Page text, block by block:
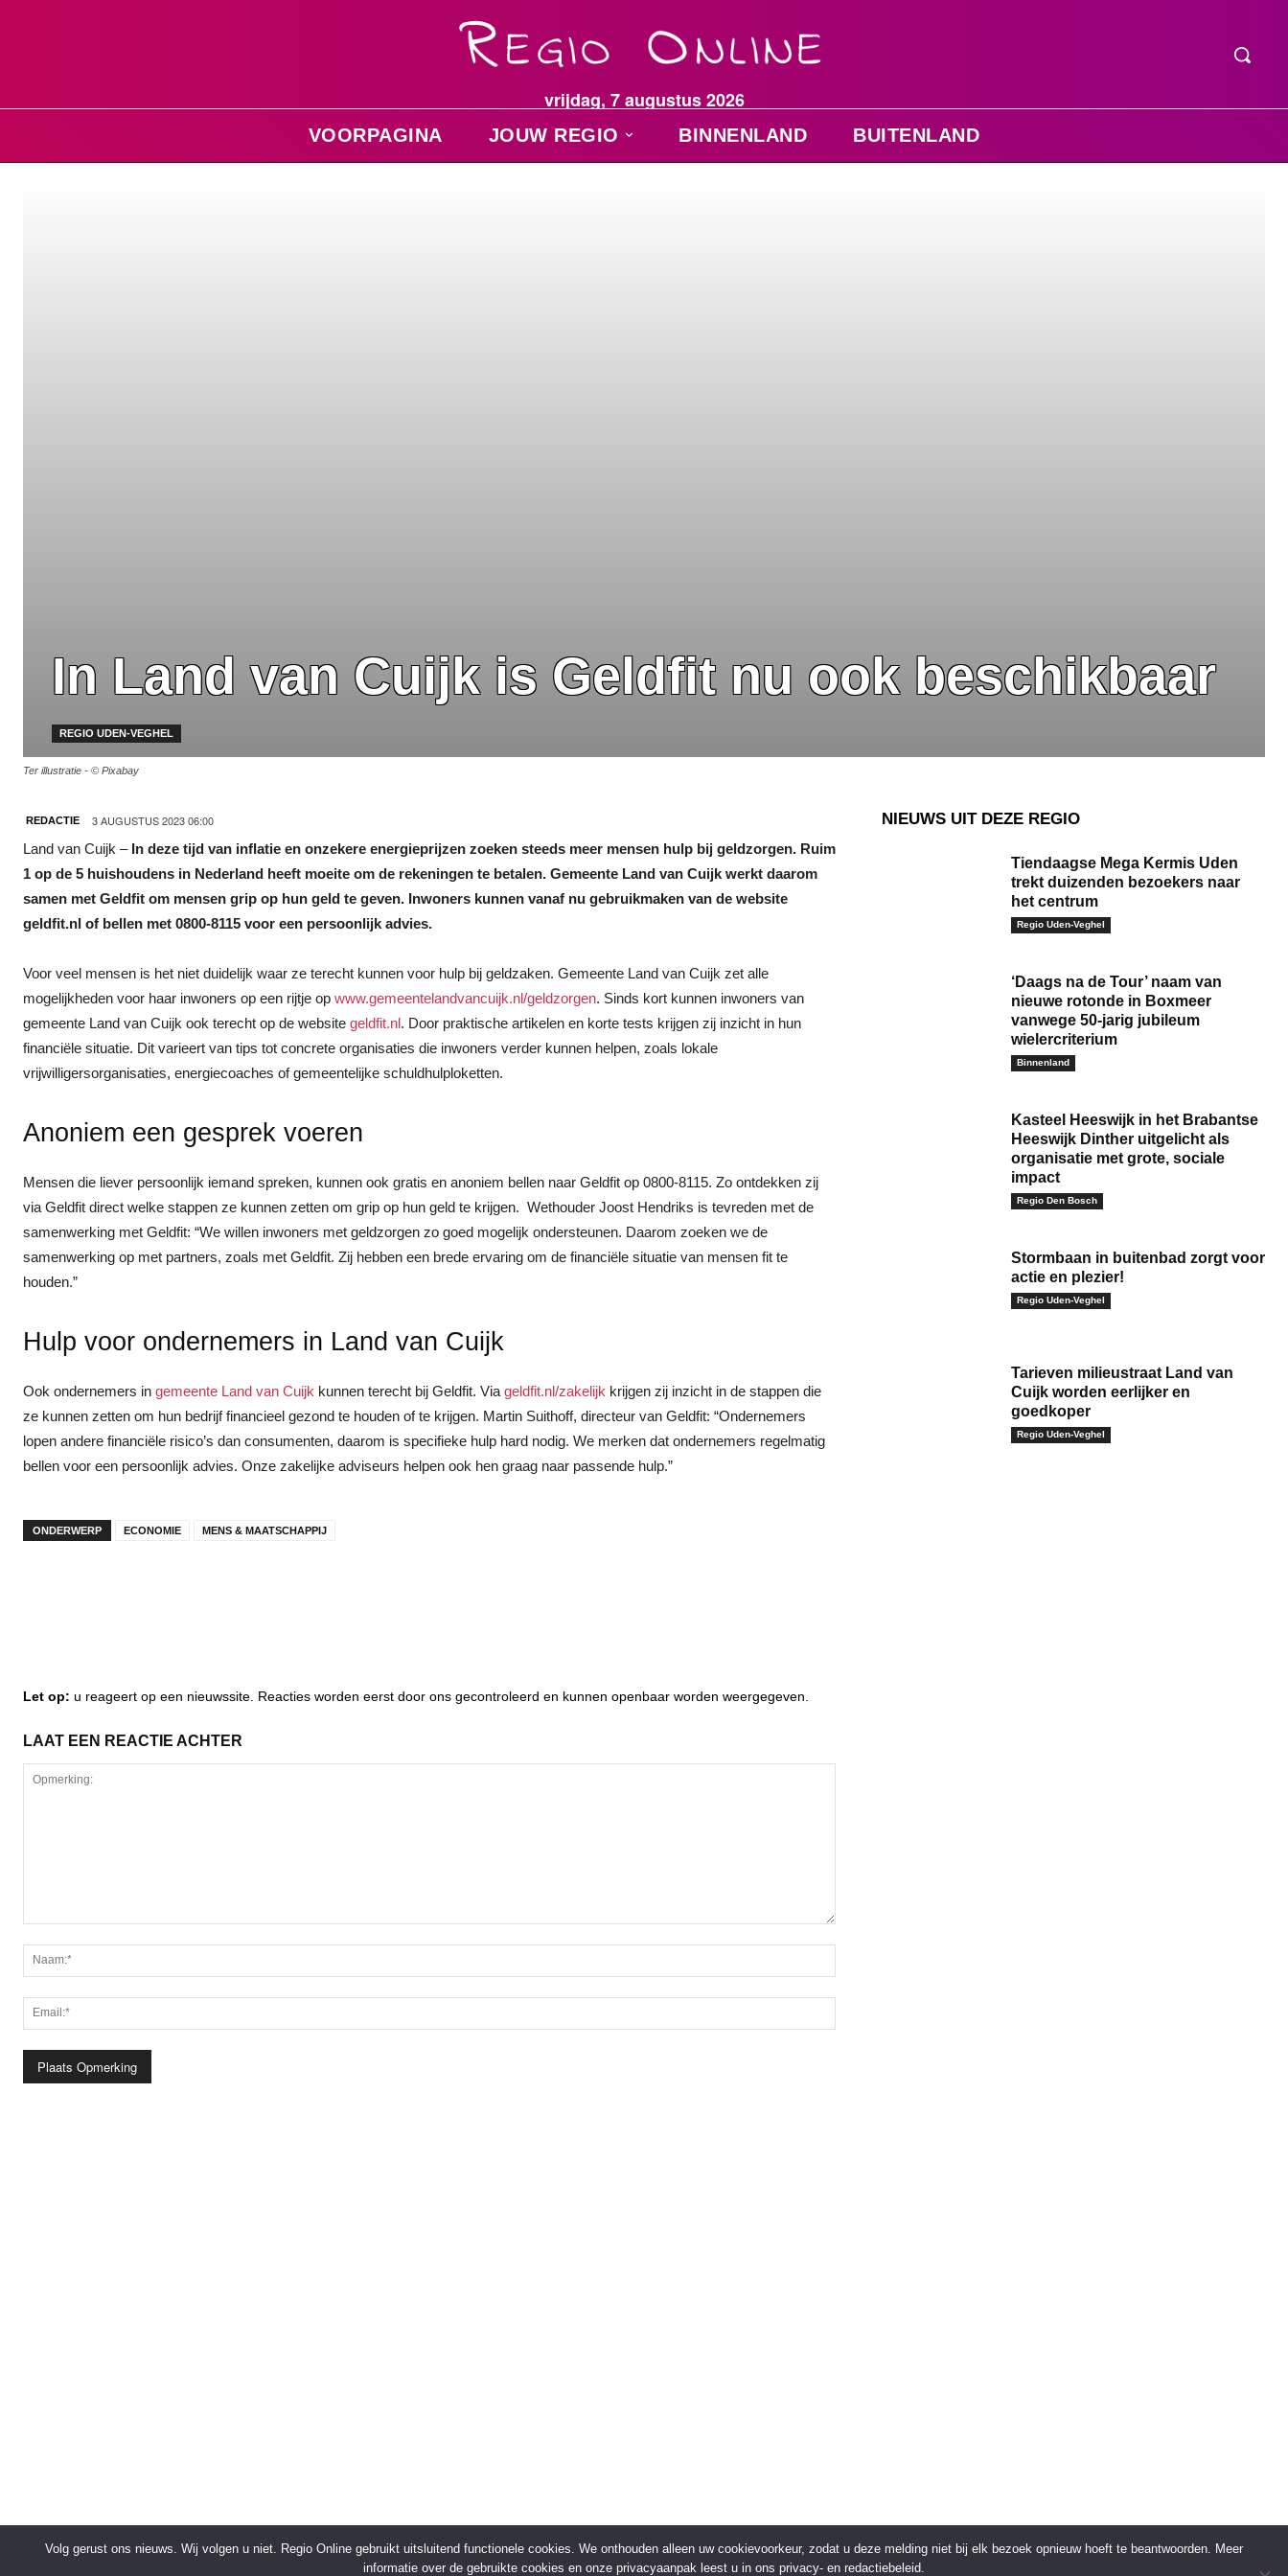
vrijdag, 7 augustus 2026
VOORPAGINA JOUW REGIO BINNENLAND BUITENLAND
In Land van Cuijk is Geldfit nu ook beschikbaar
REGIO UDEN-VEGHEL
Ter illustratie - © Pixabay
REDACTIE 3 AUGUSTUS 2023 06:00
Land van Cuijk – In deze tijd van inflatie en onzekere energieprijzen zoeken steeds meer mensen hulp bij geldzorgen. Ruim
1 op de 5 huishoudens in Nederland heeft moeite om de rekeningen te betalen. Gemeente Land van Cuijk werkt daarom
samen met Geldfit om mensen grip op hun geld te geven. Inwoners kunnen vanaf nu gebruikmaken van de website
geldfit.nl of bellen met 0800-8115 voor een persoonlijk advies.
Voor veel mensen is het niet duidelijk waar ze terecht kunnen voor hulp bij geldzaken. Gemeente Land van Cuijk zet alle
mogelijkheden voor haar inwoners op een rijtje op www.gemeentelandvancuijk.nl/geldzorgen. Sinds kort kunnen inwoners van
gemeente Land van Cuijk ook terecht op de website geldfit.nl. Door praktische artikelen en korte tests krijgen zij inzicht in hun
financiële situatie. Dit varieert van tips tot concrete organisaties die inwoners verder kunnen helpen, zoals lokale
vrijwilligersorganisaties, energiecoaches of gemeentelijke schuldhulploketten.
Anoniem een gesprek voeren
Mensen die liever persoonlijk iemand spreken, kunnen ook gratis en anoniem bellen naar Geldfit op 0800-8115. Zo ontdekken zij
via Geldfit direct welke stappen ze kunnen zetten om grip op hun geld te krijgen. Wethouder Joost Hendriks is tevreden met de
samenwerking met Geldfit: “We willen inwoners met geldzorgen zo goed mogelijk ondersteunen. Daarom zoeken we de
samenwerking op met partners, zoals met Geldfit. Zij hebben een brede ervaring om de financiële situatie van mensen fit te
houden.”
Hulp voor ondernemers in Land van Cuijk
Ook ondernemers in gemeente Land van Cuijk kunnen terecht bij Geldfit. Via geldfit.nl/zakelijk krijgen zij inzicht in de stappen die
ze kunnen zetten om hun bedrijf financieel gezond te houden of te krijgen. Martin Suithoff, directeur van Geldfit: “Ondernemers
lopen andere financiële risico’s dan consumenten, daarom is specifieke hulp hard nodig. We merken dat ondernemers regelmatig
bellen voor een persoonlijk advies. Onze zakelijke adviseurs helpen ook hen graag naar passende hulp.”
ONDERWERP ECONOMIE MENS & MAATSCHAPPIJ
Let op: u reageert op een nieuwssite. Reacties worden eerst door ons gecontroleerd en kunnen openbaar worden weergegeven.
LAAT EEN REACTIE ACHTER
NIEUWS UIT DEZE REGIO
Tiendaagse Mega Kermis Uden
trekt duizenden bezoekers naar
het centrum
Regio Uden-Veghel
‘Daags na de Tour’ naam van
nieuwe rotonde in Boxmeer
vanwege 50-jarig jubileum
wielercriterium
Binnenland
Kasteel Heeswijk in het Brabantse
Heeswijk Dinther uitgelicht als
organisatie met grote, sociale
impact
Regio Den Bosch
Stormbaan in buitenbad zorgt voor
actie en plezier!
Regio Uden-Veghel
Tarieven milieustraat Land van
Cuijk worden eerlijker en
goedkoper
Regio Uden-Veghel
Volg gerust ons nieuws. Wij volgen u niet. Regio Online gebruikt uitsluitend functionele cookies. We onthouden alleen uw cookievoorkeur, zodat u deze melding niet bij elk bezoek opnieuw hoeft te beantwoorden. Meer
informatie over de gebruikte cookies en onze privacyaanpak leest u in ons privacy- en redactiebeleid.